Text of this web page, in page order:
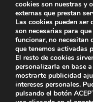
cookies son nuestras y
externas que prestan
Las cookies pueden
son necesarias para
funcionar, no necesitan
que tenemos activadas
El resto de cookies
personalizarla en base
mostrarte publicidad
intereses personales.
pulsando el botón